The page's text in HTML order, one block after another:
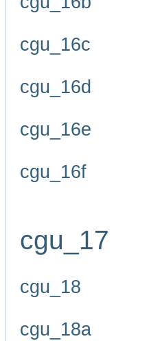
cgu_16c
cgu_16d
cgu_16e
cgu_16f
cgu_17
cgu_18
cgu_18a